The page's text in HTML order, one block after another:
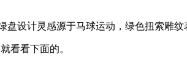
盘设计灵感源于马球运动，绿色扭索雕
看看下面的。